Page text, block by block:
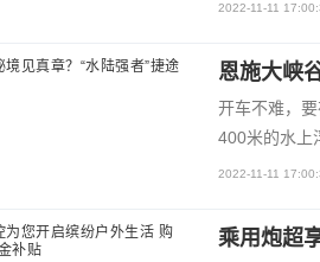
2022-11-11
恩施大峡
开车不难，
400米的水上
2022-11-11
乘用炮超